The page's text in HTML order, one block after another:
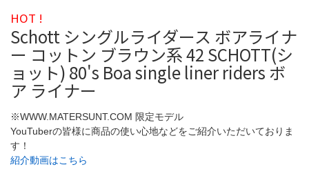
HOT !
Schott シングルライダース ボアライナ
ー コットン ブラウン系 42 SCHOTT(シ
ョット) 80's Boa single liner riders ボ
ア ライナー
※WWW.MATERSUNT.COM 限定モデル
YouTuberの皆様に商品の使い心地などをご紹介いただいておりま
す！
紹介動画はこちら